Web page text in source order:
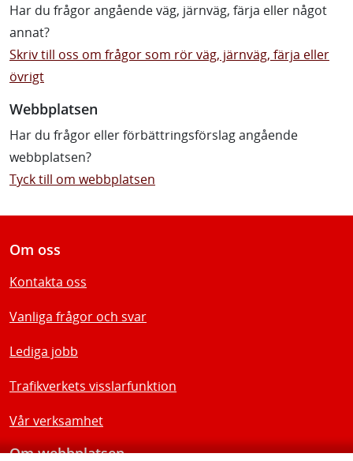
Har du frågor angående väg, järnväg, färja eller något
annat?
Skriv till oss om frågor som rör väg, järnväg, färja eller
övrigt
Webbplatsen
Har du frågor eller förbättringsförslag angående
webbplatsen?
Tyck till om webbplatsen
Om oss
Kontakta oss
Vanliga frågor och svar
Lediga jobb
Trafikverkets visslarfunktion
Vår verksamhet
Om webbplatsen